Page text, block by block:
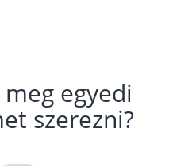
egyedi
szerezni?